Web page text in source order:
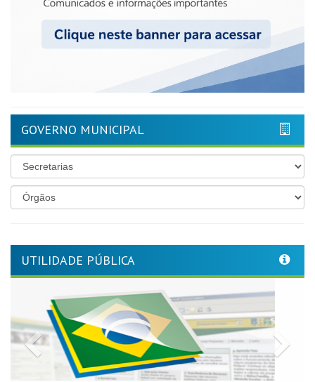
GOVERNO MUNICIPAL
UTILIDADE PÚBLICA
Previous